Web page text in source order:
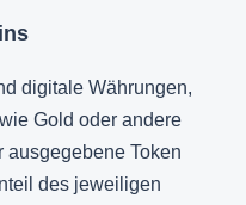
digitale Währungen,
Gold oder andere
ausgegebene Token
des jeweiligen